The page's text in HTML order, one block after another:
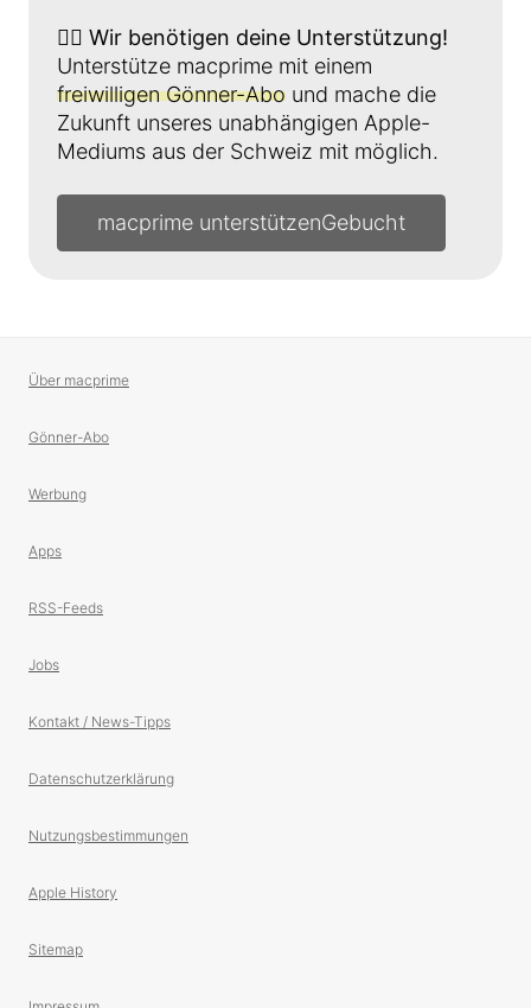
👉🏼 Wir benötigen deine Unterstützung!
Unterstütze macprime mit einem
freiwilligen Gönner-Abo und mache die
Zukunft unseres unabhängigen Apple-
Mediums aus der Schweiz mit möglich.
macprime unterstützen
Über macprime
Gönner-Abo
Werbung
Apps
RSS-Feeds
Jobs
Kontakt / News-Tipps
Datenschutzerklärung
Nutzungsbestimmungen
Apple History
Sitemap